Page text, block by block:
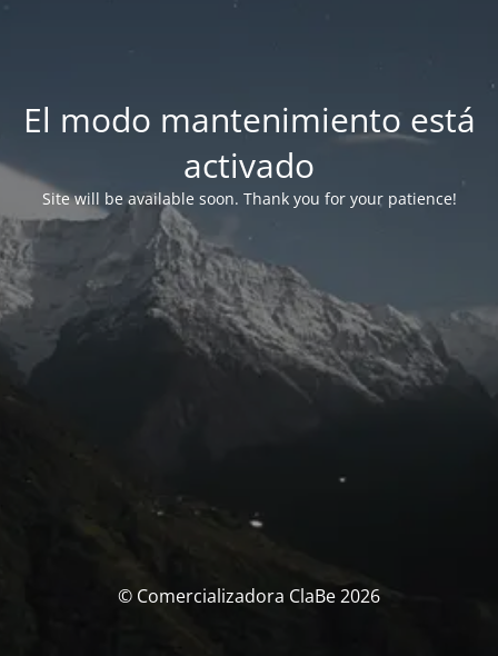
El modo mantenimiento está
activado
Site will be available soon. Thank you for your patience!
© Comercializadora ClaBe 2026